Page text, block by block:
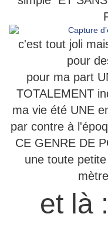
c'est tout joli
pour
pour ma part
TOTALEMENT
ma vie été UNE
par contre à
CE GENRE DE
une toute
et là